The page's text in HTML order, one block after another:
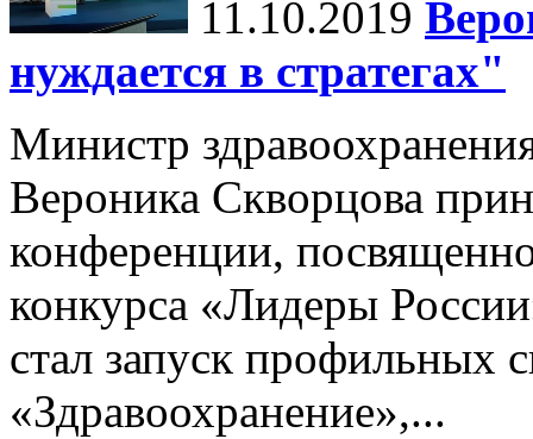
11.10.2019
нуждается в стратегах"
Министр
Вероника Скворцова
конференции,
конкурса «Лидеры
стал запуск профильных
«Здравоохранение»,...